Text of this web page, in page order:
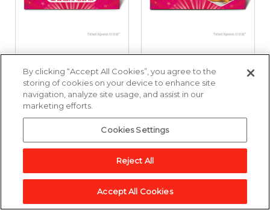
影票好禮即享券
3,857點
加入兌換清單
影票套餐好禮即享券
加入兌換清單
By clicking “Accept All Cookies”, you agree to the
storing of cookies on your device to enhance site
navigation, analyze site usage, and assist in our
marketing efforts.
Cookies Settings
Reject All
Accept All Cookies